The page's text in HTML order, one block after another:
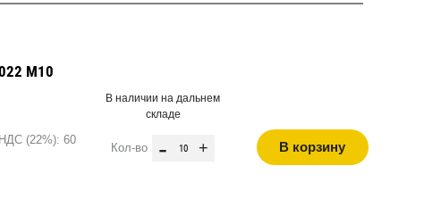
М10
(22%): 60
В наличии на дальнем
складе
Кол-во - + В корзину